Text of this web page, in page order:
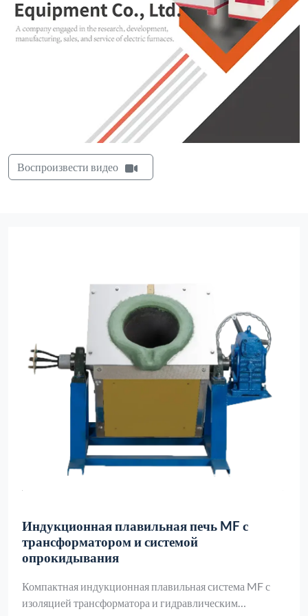
Воспроизвести видео
Индукционная плавильная печь MF с
трансформатором и системой
опрокидывания
Компактная индукционная плавильная система MF с
изоляцией трансформатора и гидравлическим